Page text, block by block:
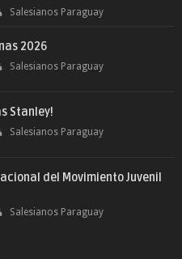
Salesianos Paraguay
2026
Salesianos Paraguay
Stanley!
Salesianos Paraguay
del Movimiento Juvenil
Salesianos Paraguay